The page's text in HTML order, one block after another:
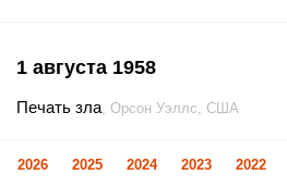
1 августа 1958
Печать зла, Орсон Уэллс, США
2026 2025 2024 2023 2022